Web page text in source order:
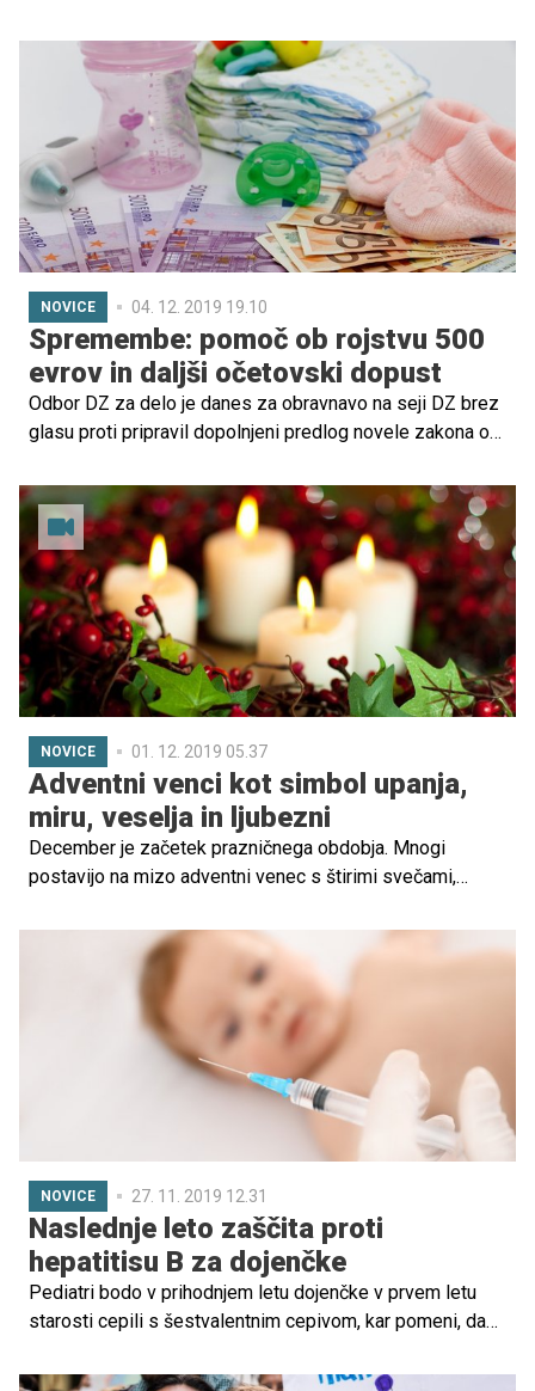
izročilu jih sv. Miklavž namreč v noči na 6. december, ko
goduje, obišče in obdari.
NOVICE 04. 12. 2019 19.10
Spremembe: pomoč ob rojstvu 500
evrov in daljši očetovski dopust
Odbor DZ za delo je danes za obravnavo na seji DZ brez
glasu proti pripravil dopolnjeni predlog novele zakona o
izboljšuje položaj družin, kjer je mati ob rojstvu
nezaposlena, in položaj študentskih družin.
NOVICE 01. 12. 2019 05.37
Adventni venci kot simbol upanja,
miru, veselja in ljubezni
December je začetek prazničnega obdobja. Mnogi
postavijo na mizo adventni venec s štirimi svečami,
NOVICE 27. 11. 2019 12.31
Naslednje leto zaščita proti
hepatitisu B za dojenčke
Pediatri bodo v prihodnjem letu dojenčke v prvem letu
starosti cepili s šestvalentnim cepivom, kar pomeni, da
kašlju, hemofilusu influence tipa b in otroški paralizi